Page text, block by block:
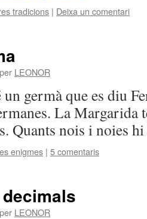
tradicions | Deixa un comentari
per LEONOR
germà que es diu
La Margarida
Quants nois i noies
enigmes | 5 comentaris
per LEONOR